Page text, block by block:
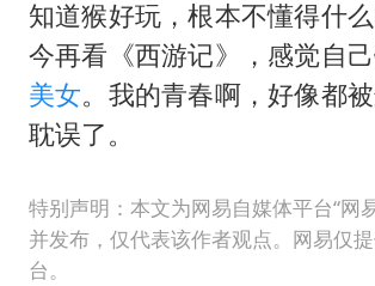
知道猴好玩，根本不懂得什
今再看《西游记》，感觉自
美女。我的青春啊，好像都
耽误了。
特别声明：本文为网易自媒体平台“网
并发布，仅代表该作者观点。网易仅
台。